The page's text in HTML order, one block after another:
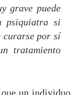
grave puede
psiquiatra si
curarse por sí
tratamiento
un individuo